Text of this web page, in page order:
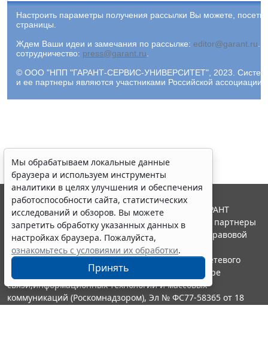
Настроить параметры получения рассылки Вы можете,
страницы.
Ждем Ваши идеи и замечания по рассылке: editor@garant.ru
сотрудничество: press@garant.ru
© ООО "НПП "ГАРАНТ-СЕРВИС-УНИВЕРСИТЕТ", 2023. Система
и ее партнеры являются участниками Российской
Мы обрабатываем локальные данные
браузера и используем инструменты
аналитики в целях улучшения и обеспечения
работоспособности сайта, статистических
исследований и обзоров. Вы можете
запретить обработку указанных данных в
настройках браузера. Пожалуйста,
ознакомьтесь с условиями их обработки.
Принять
© ООО "НПП "ГАРАНТ-СЕРВИС", 2026. Система ГАРАНТ
выпускается с 1990 года. Компания "Гарант" и ее партнеры
являются участниками Российской ассоциации правовой
информации ГАРАНТ.
Портал ГАРАНТ.РУ зарегистрирован в качестве сетевого
издания Федеральной службой по надзору в сфере
связи,информационных технологий и массовых
коммуникаций (Роскомнадзором), Эл № ФС77-58365 от 18